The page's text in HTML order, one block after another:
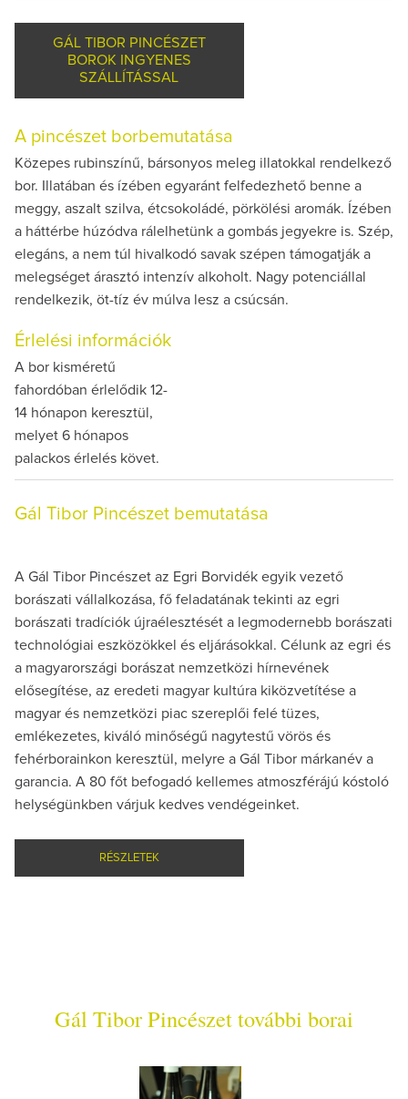
GÁL TIBOR PINCÉSZET
BOROK INGYENES
SZÁLLÍTÁSSAL
A pincészet borbemutatása
Közepes rubinszínű, bársonyos meleg illatokkal rendelkező
bor. Illatában és ízében egyaránt felfedezhető benne a
meggy, aszalt szilva, étcsokoládé, pörkölési aromák. Ízében
a háttérbe húzódva rálelhetünk a gombás jegyekre is. Szép,
elegáns, a nem túl hivalkodó savak szépen támogatják a
melegséget árasztó intenzív alkoholt. Nagy potenciállal
rendelkezik, öt-tíz év múlva lesz a csúcsán.
Érlelési információk
A bor kisméretű
fahordóban érlelődik 12-
14 hónapon keresztül,
melyet 6 hónapos
palackos érlelés követ.
Gál Tibor Pincészet bemutatása
A Gál Tibor Pincészet az Egri Borvidék egyik vezető
borászati vállalkozása, fő feladatának tekinti az egri
borászati tradíciók újraélesztését a legmodernebb borászati
technológiai eszközökkel és eljárásokkal. Célunk az egri és
a magyarországi borászat nemzetközi hírnevének
elősegítése, az eredeti magyar kultúra kiközvetítése a
magyar és nemzetközi piac szereplői felé tüzes,
emlékezetes, kiváló minőségű nagytestű vörös és
fehérborainkon keresztül, melyre a Gál Tibor márkanév a
garancia. A 80 főt befogadó kellemes atmoszférájú kóstoló
helységünkben várjuk kedves vendégeinket.
RÉSZLETEK
Gál Tibor Pincészet további borai